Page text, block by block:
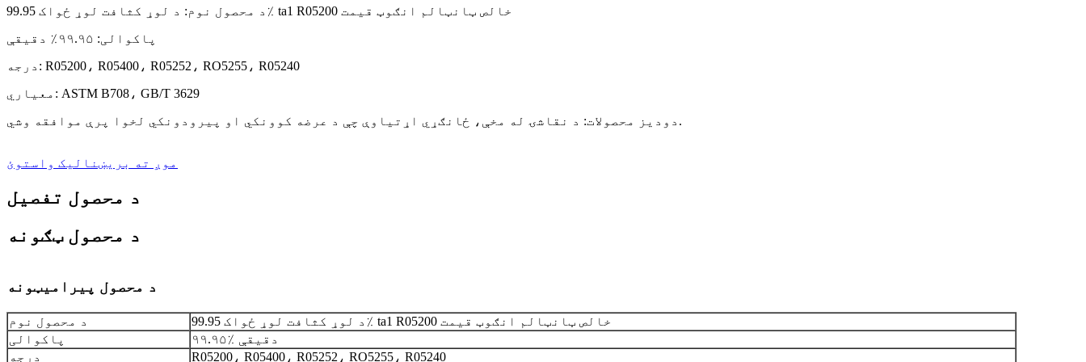
د محصول نوم: د لوړ کثافت لوړ ځواک 99.95٪ ta1 R05200 خالص ټانټالم انګوټ قیمت
پاکوالی: ۹۹.۹۵٪ دقیقې
درجه: R05200، R05400، R05252، RO5255، R05240
معیاري: ASTM B708، GB/T 3629
دودیز محصولات: د نقاشۍ له مخې، ځانګړي اړتیاوې چې د عرضه کوونکي او پیرودونکي لخوا پرې موافقه وشي.
موږ ته بریښنالیک واستوئ
د محصول تفصیل
د محصول ټګونه
د محصول پیرامیټونه
د محصول نوم
د لوړ کثافت لوړ ځواک 99.95٪ ta1 R05200 خالص ټانټالم انګوټ قیمت
پاکوالی
۹۹.۹۵٪ دقیقې
درجه
R05200، R05400، R05252، RO5255، R05240